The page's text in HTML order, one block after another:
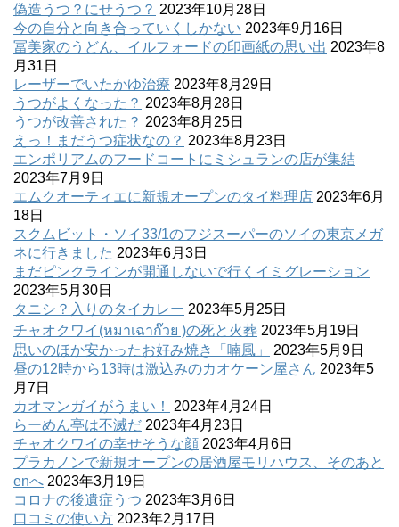
偽造うつ？にせうつ？ 2023年10月28日
今の自分と向き合っていくしかない 2023年9月16日
冨美家のうどん、イルフォードの印画紙の思い出 2023年8
月31日
レーザーでいたかゆ治療 2023年8月29日
うつがよくなった？ 2023年8月28日
うつが改善された？ 2023年8月25日
えっ！まだうつ症状なの？ 2023年8月23日
エンポリアムのフードコートにミシュランの店が集結
2023年7月9日
エムクオーティエに新規オープンのタイ料理店 2023年6月
18日
スクムビット・ソイ33/1のフジスーパーのソイの東京メガ
ネに行きました 2023年6月3日
まだピンクラインが開通しないで行くイミグレーション
2023年5月30日
タニシ？入りのタイカレー 2023年5月25日
チャオクワイ(หมาเฉาก๊วย )の死と火葬 2023年5月19日
思いのほか安かったお好み焼き「喃風」
2023年5月9日
昼の12時から13時は激込みのカオケーン屋さん 2023年5
月7日
カオマンガイがうまい！
2023年4月24日
らーめん亭は不滅だ 2023年4月23日
チャオクワイの幸せそうな顔 2023年4月6日
プラカノンで新規オープンの居酒屋モリハウス、そのあと
enへ 2023年3月19日
コロナの後遺症うつ 2023年3月6日
口コミの使い方 2023年2月17日